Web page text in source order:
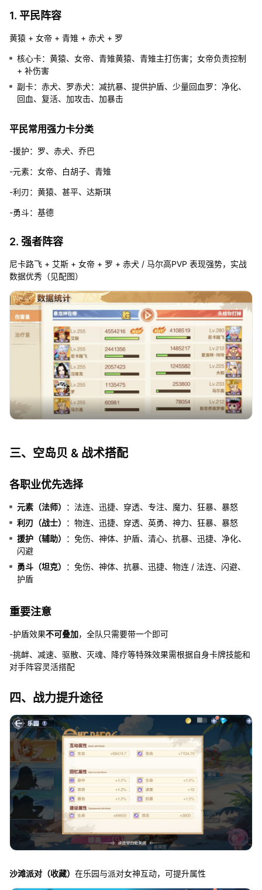
1. 平民阵容
黄猿 + 女帝 + 青雉 + 赤犬 + 罗
核心卡：黄猿、女帝、青雉黄猿、青雉主打伤害；女帝负责控制
+ 补伤害
副卡：赤犬、罗赤犬：减抗暴、提供护盾、少量回血罗：净化、
回血、复活、加攻击、加暴击
平民常用强力卡分类
-援护：罗、赤犬、乔巴
-元素：女帝、白胡子、青雉
-利刃：黄猿、甚平、达斯琪
-勇斗：基德
2. 强者阵容
尼卡路飞 + 艾斯 + 女帝 + 罗 + 赤犬 / 马尔高PVP 表现强势，实战
数据优秀（见配图）
三、空岛贝 & 战术搭配
各职业优先选择
元素（法师）
：法连、迅捷、穿透、专注、魔力、狂暴、暴怒
利刃（战士）
：物连、迅捷、穿透、英勇、神力、狂暴、暴怒
援护（辅助）
：免伤、神体、护盾、清心、抗暴、迅捷、净化、
闪避
勇斗（坦克）
：免伤、神体、抗暴、迅捷、物连 / 法连、闪避、
护盾
重要注意
-护盾效果不可叠加，全队只需要带一个即可
-挑衅、减速、驱散、灭魂、降疗等特殊效果需根据自身卡牌技能和
对手阵容灵活搭配
四、战力提升途径
沙滩派对（收藏） 在乐园与派对女神互动，可提升属性